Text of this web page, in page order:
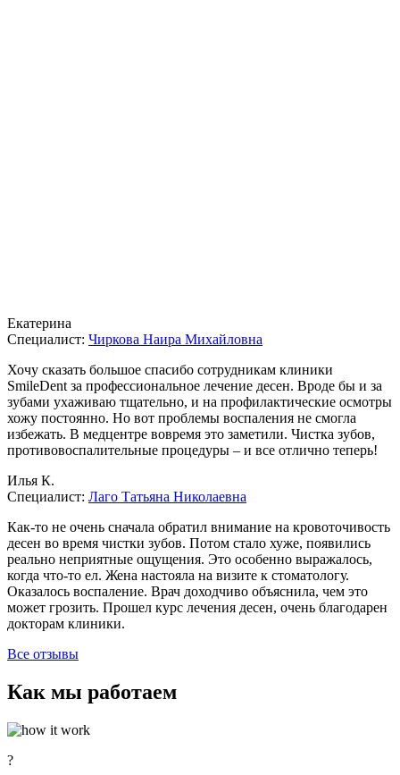
Екатерина
Специалист: Чиркова Наира Михайловна
Хочу сказать большое спасибо сотрудникам клиники
SmileDent за профессиональное лечение десен. Вроде бы и за
зубами ухаживаю тщательно, и на профилактические осмотры
хожу постоянно. Но вот проблемы воспаления не смогла
избежать. В медцентре вовремя это заметили. Чистка зубов,
противовоспалительные процедуры – и все отлично теперь!
Илья К.
Специалист: Лаго Татьяна Николаевна
Как-то не очень сначала обратил внимание на кровоточивость
десен во время чистки зубов. Потом стало хуже, появились
реально неприятные ощущения. Это особенно выражалось,
когда что-то ел. Жена настояла на визите к стоматологу.
Оказалось воспаление. Врач доходчиво объяснила, чем это
может грозить. Прошел курс лечения десен, очень благодарен
докторам клиники.
Все отзывы
Как мы работаем
?